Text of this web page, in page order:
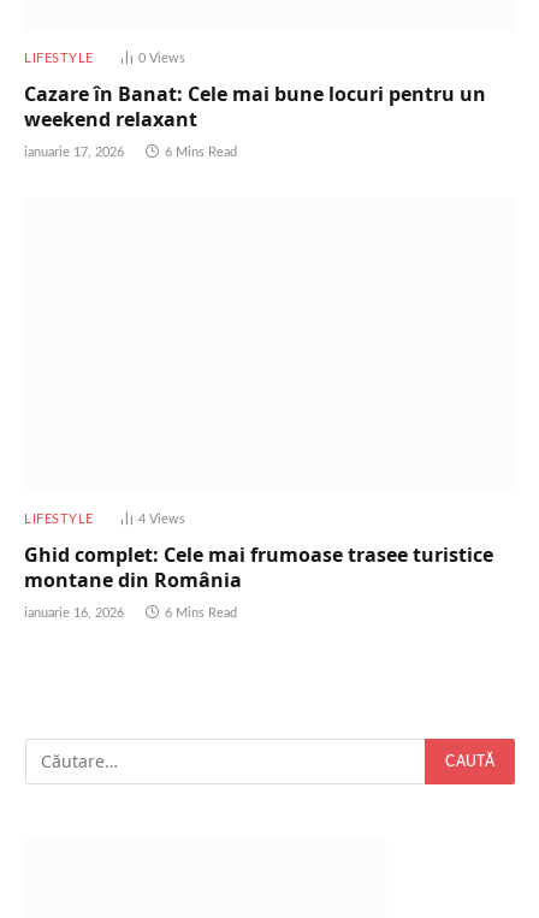
LIFESTYLE 0 Views
Cazare în Banat: Cele mai bune locuri pentru un
weekend relaxant
ianuarie 17, 2026 6 Mins Read
LIFESTYLE 4 Views
Ghid complet: Cele mai frumoase trasee turistice
montane din România
ianuarie 16, 2026 6 Mins Read